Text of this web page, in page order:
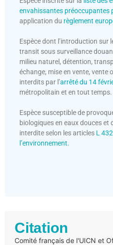
envahissantes préoccupantes
application du règlement
Espèce dont l’introduction sur
transit sous surveillance
milieu naturel, détention,
échange, mise en vente, vente
interdits par l’arrêté du 14
métropolitain et en tout temps.
Espèce susceptible de
biologiques en eaux douces et
interdite selon les articles L
l’environnement.
Citation
Comité français de l'UICN et